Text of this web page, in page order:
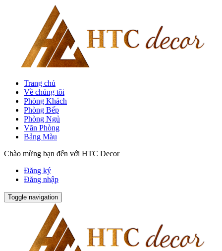
Trang chủ
Về chúng tôi
Phòng Khách
Phòng Bếp
Phòng Ngủ
Văn Phòng
Bảng Màu
Chào mừng bạn đến với HTC Decor
Đăng ký
Đăng nhập
Toggle navigation